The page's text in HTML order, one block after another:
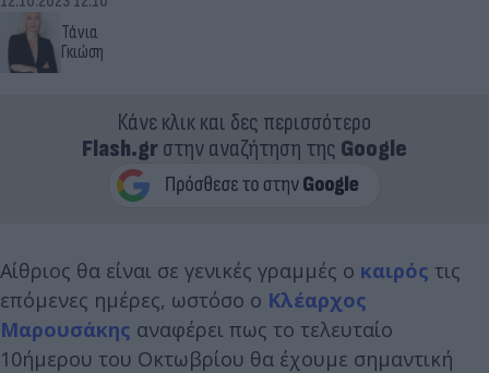
Τάνια
Γκιώση
Κάνε κλικ και δες περισσότερο
Flash.grστην αναζήτηση της Google
Αίθριος θα είναι σε γενικές γραμμές ο καιρός τις
επόμενες ημέρες, ωστόσο ο Κλέαρχος
Μαρουσάκης αναφέρει πως το τελευταίο
10ήμερου του Οκτωβρίου θα έχουμε σημαντική